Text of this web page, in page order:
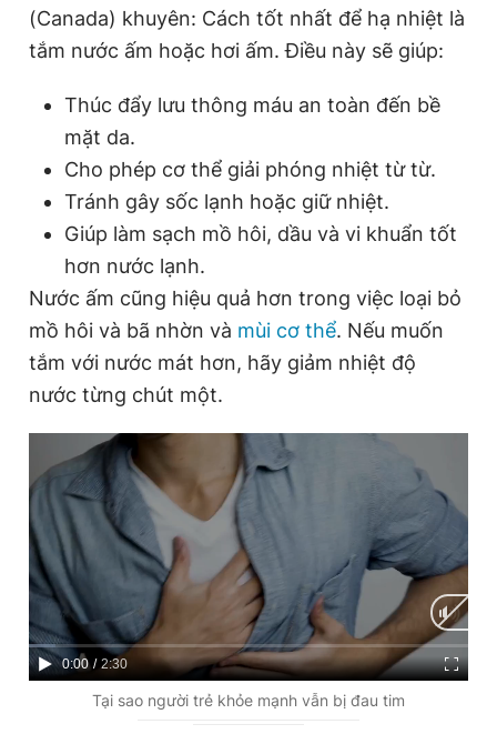
(Canada) khuyên: Cách tốt nhất để hạ nhiệt là
tắm nước ấm hoặc hơi ấm. Điều này sẽ giúp:
Thúc đẩy lưu thông máu an toàn đến bề
mặt da.
Cho phép cơ thể giải phóng nhiệt từ từ.
Tránh gây sốc lạnh hoặc giữ nhiệt.
Giúp làm sạch mồ hôi, dầu và vi khuẩn tốt
hơn nước lạnh.
Nước ấm cũng hiệu quả hơn trong việc loại bỏ
mồ hôi và bã nhờn và mùi cơ thể. Nếu muốn
tắm với nước mát hơn, hãy giảm nhiệt độ
nước từng chút một.
C
0:00 / D
u
2:30
Tại sao người trẻ khỏe mạnh vẫn bị đau tim